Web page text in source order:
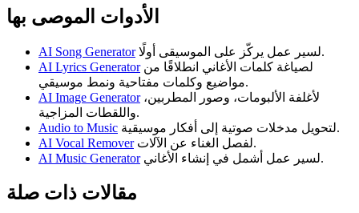
الأدوات الموصى بها
AI Song Generator
لسير عمل يركّز على الموسيقى أولًا.
AI Lyrics Generatorلصياغة كلمات الأغاني انطلاقًا من
مواضيع وكلمات مفتاحية ونمط موسيقي.
AI Image Generatorلأغلفة الألبومات، وصور المطربين،
واللقطات المزاجية.
Audio to Music
لتحويل مدخلات صوتية إلى أفكار موسيقية.
AI Vocal Remover
لفصل الغناء عن الآلات.
AI Music Generator
لسير عمل أشمل في إنشاء الأغاني.
مقالات ذات صلة